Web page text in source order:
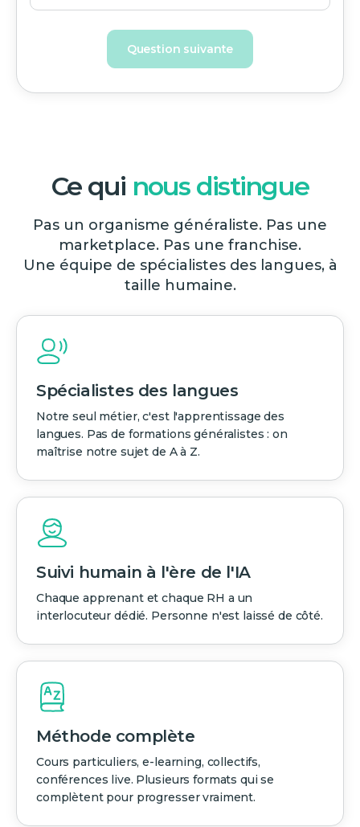
Question suivante
Ce qui nous distingue
Pas un organisme généraliste. Pas une
marketplace. Pas une franchise.
Une équipe de spécialistes des langues, à
taille humaine.
Spécialistes des langues
Notre seul métier, c'est l'apprentissage des
langues. Pas de formations généralistes : on
maîtrise notre sujet de A à Z.
Suivi humain à l'ère de l'IA
Chaque apprenant et chaque RH a un
interlocuteur dédié. Personne n'est laissé de côté.
Méthode complète
Cours particuliers, e-learning, collectifs,
conférences live. Plusieurs formats qui se
complètent pour progresser vraiment.